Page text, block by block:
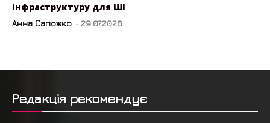
інфраструктуру для ШІ
Анна Сапожко - 29.07.2026
Редакція рекомендує